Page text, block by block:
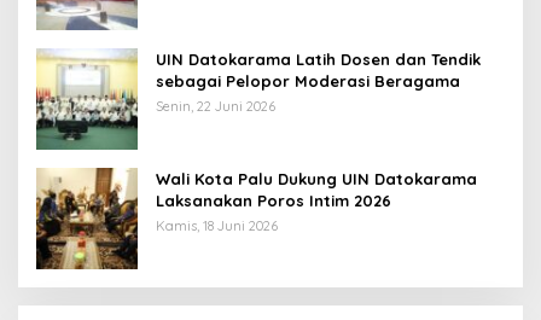
UIN Datokarama Latih Dosen dan Tendik
sebagai Pelopor Moderasi Beragama
Senin, 22 Juni 2026
Wali Kota Palu Dukung UIN Datokarama
Laksanakan Poros Intim 2026
Kamis, 18 Juni 2026